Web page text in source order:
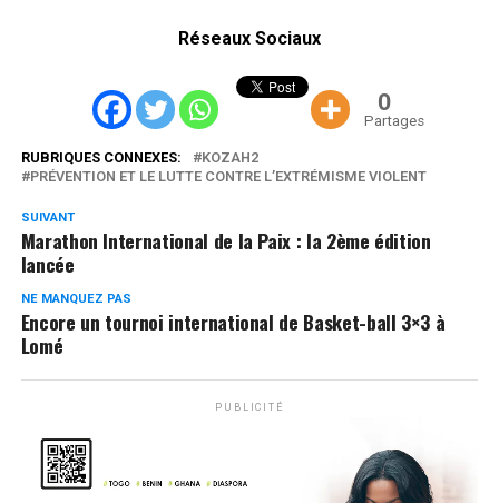
Réseaux Sociaux
0
Partages
RUBRIQUES CONNEXES:
KOZAH2
PRÉVENTION ET LE LUTTE CONTRE L’EXTRÉMISME VIOLENT
SUIVANT
Marathon International de la Paix : la 2ème édition
lancée
NE MANQUEZ PAS
Encore un tournoi international de Basket-ball 3×3 à
Lomé
PUBLICITÉ